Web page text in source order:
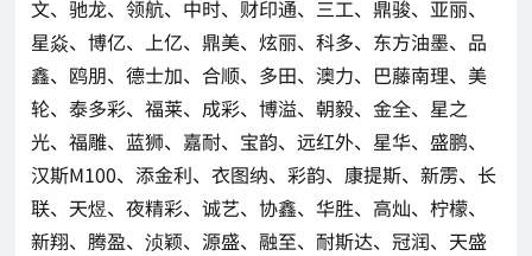
文、驰龙、领航、中时、财印通、三工、鼎骏、亚丽、
星焱、博亿、上亿、鼎美、炫丽、科多、东方油墨、品
鑫、鸥朋、德士加、合顺、多田、澳力、巴藤南理、美
轮、泰多彩、福莱、成彩、博溢、朝毅、金全、星之
光、福雕、蓝狮、嘉耐、宝韵、远红外、星华、盛鹏、
汉斯M100、添金利、衣图纳、彩韵、康提斯、新雳、长
联、天煜、夜精彩、诚艺、协鑫、华胜、高灿、柠檬、
新翔、腾盈、浈颖、源盛、融至、耐斯达、冠润、天盛